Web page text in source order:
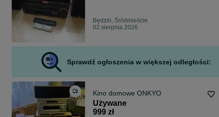
Będzin, Śródmieście
02 sierpnia 2026
Sprawdź ogłoszenia w większej odległości:
Kino domowe ONKYO
Używane
999 zł